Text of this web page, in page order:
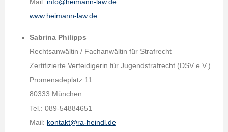
www.heimann-law.de
Sabrina Philipps
Rechtsanwältin / Fachanwältin für Strafrecht
Zertifizierte Verteidigerin für Jugendstrafrecht (DSV e.V.)
Promenadeplatz 11
80333 München
Tel.: 089-54884651
Mail: kontakt@ra-heindl.de